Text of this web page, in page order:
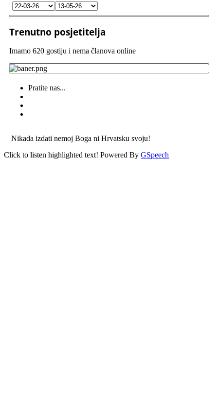
Trenutno posjetitelja
Imamo 620 gostiju i nema članova online
Pratite nas...
Nikada izdati nemoj Boga ni Hrvatsku svoju!
Click to listen highlighted text! Powered By GSpeech